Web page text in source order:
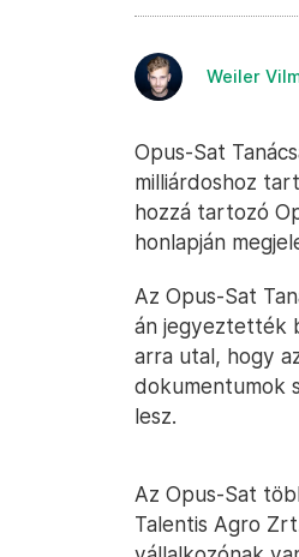
Weiler
Opus-Sat
milliárdoshoz
hozzá tartozó
honlapján
Az Opus-Sat
án jegyeztették
arra utal, hogy
dokumentumok
lesz.
Az Opus-Sat
Talentis Agro